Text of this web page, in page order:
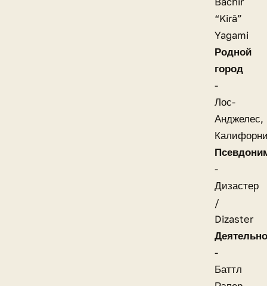
“Kirā”
Yagami
Родной
город
-
Лос-
Анджелес,
-
Дизастер
/
Dizaster
-
Баттл